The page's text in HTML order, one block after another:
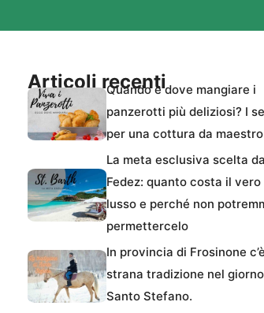
Articoli recentiQuando e dove mangiare i
panzerotti più deliziosi? I
per una cottura da maestro
La meta esclusiva scelta da
Fedez: quanto costa il vero
lusso e perché non
permettercelo
In provincia di Frosinone
strana tradizione nel
Santo Stefano.